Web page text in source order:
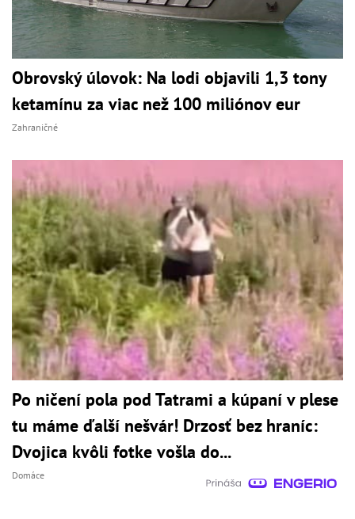
Obrovský úlovok: Na lodi objavili 1,3 tony
ketamínu za viac než 100 miliónov eur
Zahraničné
Po ničení pola pod Tatrami a kúpaní v plese
tu máme ďalší nešvár! Drzosť bez hraníc:
Dvojica kvôli fotke vošla do...
Domáce